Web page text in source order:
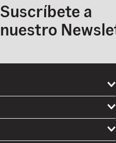
Suscríbete a
nuestro